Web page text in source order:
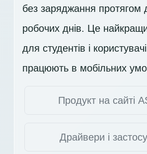
без заряджання протягом
робочих днів. Це
для студентів і
працюють в мобільних
Продукт на сайті
Драйвери і